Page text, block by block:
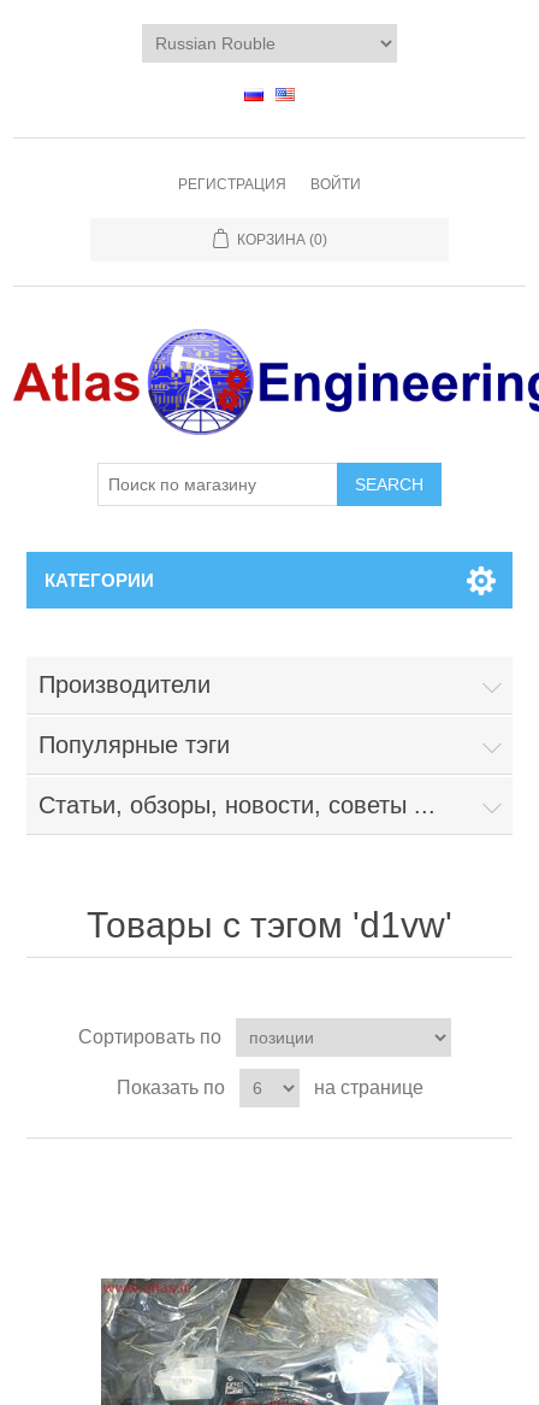
РЕГИСТРАЦИЯ ВОЙТИ
КОРЗИНА (0)
КАТЕГОРИИ
Производители
Популярные тэги
Статьи, обзоры, новости, советы ...
Товары с тэгом 'd1vw'
Сортировать по
Показать по на странице